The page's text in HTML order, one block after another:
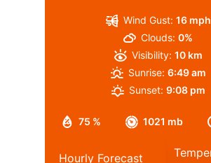
75 % 1021 mb
Wind Gust: 16 mph
Clouds: 0%
Visibility: 10 km
Sunrise: 6:49 am
Sunset: 9:08 pm
Hourly Forecast